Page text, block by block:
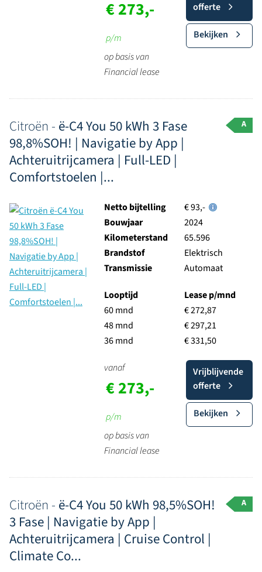
€ 273,-
p/m
op basis van
Financial lease
offerte
Bekijken
Citroën - ë-C4 You 50 kWh 3 Fase
98,8%SOH! | Navigatie by App |
Achteruitrijcamera | Full-LED |
Comfortstoelen |...
A
Netto bijtelling
€ 93,-
Bouwjaar
2024
Kilometerstand
65.596
Brandstof
Elektrisch
Transmissie
Automaat
Looptijd
60 mnd
48 mnd
36 mnd
Lease p/mnd
€ 272,87
€ 297,21
€ 331,50
vanaf
€ 273,-
p/m
op basis van
Financial lease
Vrijblijvende
offerte
Bekijken
Citroën - ë-C4 You 50 kWh 98,5%SOH!
3 Fase | Navigatie by App |
Achteruitrijcamera | Cruise Control |
Climate Co...
A